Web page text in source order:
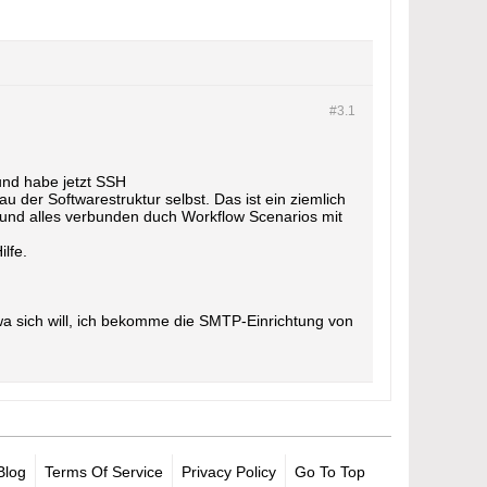
#3.1
habe jetzt SSH
der Softwarestruktur selbst. Das ist ein ziemlich
alles verbunden duch Workflow Scenarios mit
sich will, ich bekomme die SMTP-Einrichtung von
Terms Of Service Privacy Policy Go To Top